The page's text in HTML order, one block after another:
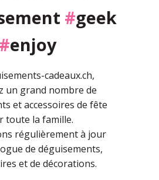
#geek
#enjoy
cadeaux.ch,
un grand nombre de
et accessoires de fête
toute la famille.
régulièrement à jour
de déguisements,
et de décorations.